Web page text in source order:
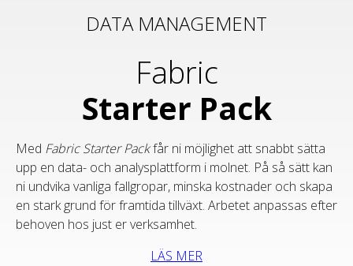
DATA MANAGEMENT
Fabric
Starter Pack
Med Fabric Starter Packfår ni möjlighet att snabbt sätta
upp en data- och analysplattform i molnet. På så sätt kan
ni undvika vanliga fallgropar, minska kostnader och skapa
en stark grund för framtida tillväxt. Arbetet anpassas efter
behoven hos just er verksamhet.
LÄS MER